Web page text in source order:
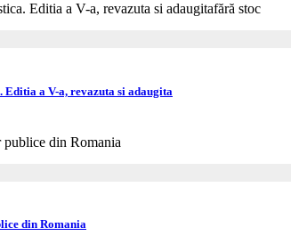
fără stoc
a V-a, revazuta si adaugita
din Romania